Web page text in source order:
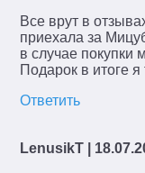
Все врут в
приехала за
в случае покупки
Подарок в итоге
Ответить
LenusikT
|